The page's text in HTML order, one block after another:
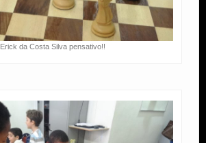
Erick da Costa Silva pensativo!!